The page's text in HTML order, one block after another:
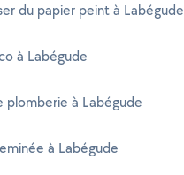
du papier peint à Labégude
à Labégude
plomberie à Labégude
à Labégude